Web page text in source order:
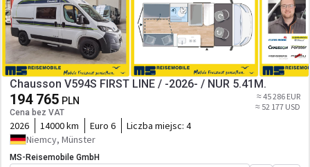
Chausson V594S FIRST LINE / -2026- / NUR 5.41M.
194 765 PLN
Cena bez VAT
≈ 45 286 EUR
≈ 52 177 USD
2026 14000 km Euro 6 Liczba miejsc: 4
Niemcy, Münster
MS-Reisemobile GmbH